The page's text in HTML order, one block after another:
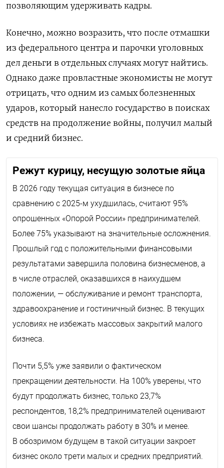
позволяющим удерживать кадры.
Конечно, можно возразить, что после отмашки
из федерального центра и парочки уголовных
дел деньги в отдельных случаях могут найтись.
Однако даже провластные экономисты не могут
отрицать, что одним из самых болезненных
ударов, который нанесло государство в поисках
средств на продолжение войны, получил малый
и средний бизнес.
Режут курицу, несущую золотые яйца
В 2026 году текущая ситуация в бизнесе по
сравнению с 2025-м ухудшилась, считают 95%
опрошенных «Опорой России» предпринимателей.
Более 75% указывают на значительные осложнения.
Прошлый год с положительными финансовыми
результатами завершила половина бизнесменов, а
в числе отраслей, оказавшихся в наихудшем
положении, — обслуживание и ремонт транспорта,
здравоохранение и гостиничный бизнес. В текущих
условиях не избежать массовых закрытий малого
бизнеса.
Почти 5,5% уже заявили о фактическом
прекращении деятельности. На 100% уверены, что
будут продолжать бизнес, только 23,7%
респондентов, 18,2% предпринимателей оценивают
свои шансы продолжать работу в 30% и менее.
В обозримом будущем в такой ситуации закроет
бизнес около трети малых и средних предприятий.